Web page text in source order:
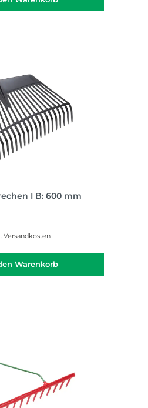
I B: 600 mm
Versandkosten
Warenkorb